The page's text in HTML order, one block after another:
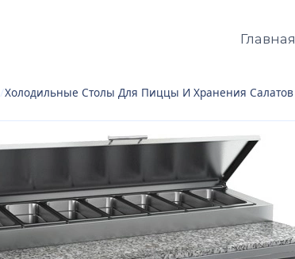
Главная
/Холодильные Столы Для Пиццы И Хранения Салатов